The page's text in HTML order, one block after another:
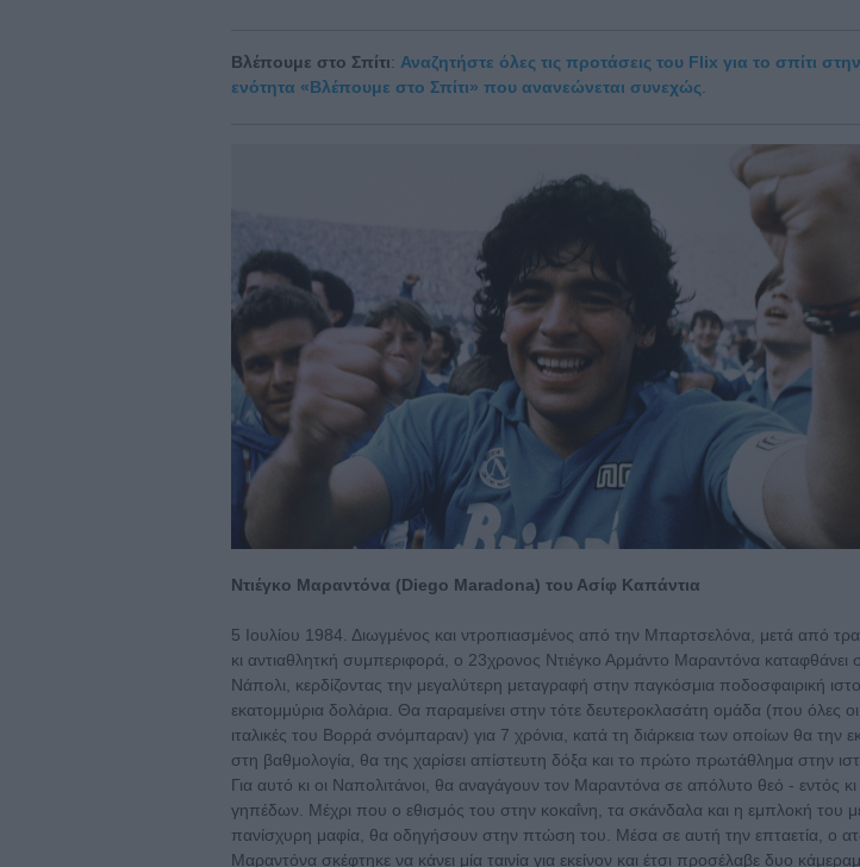
Βλέπουμε στο Σπίτι: Αναζητήστε όλες τις προτάσεις του Flix για το σπίτι στην
ενότητα «Βλέπουμε στο Σπίτι» που ανανεώνεται συνεχώς
Ντιέγκο Μαραντόνα (Diego Maradona) του Ασίφ Καπάντια
5 Ιουλίου 1984. Διωγμένος και ντροπιασμένος από την Μπαρτσελόνα, μετά από
κι αντιαθλητκή συμπεριφορά, ο 23χρονος Ντιέγκο Αρμάντο Μαραντόνα καταφθάνει
Νάπολι, κερδίζοντας την μεγαλύτερη μεταγραφή στην παγκόσμια ποδοσφαιρική
εκατομμύρια δολάρια. Θα παραμείνει στην τότε δευτεροκλασάτη ομάδα (που όλες
ιταλικές του Βορρά σνόμπαραν) για 7 χρόνια, κατά τη διάρκεια των οποίων θα την
στη βαθμολογία, θα της χαρίσει απίστευτη δόξα και το πρώτο πρωτάθλημα στην
Για αυτό κι οι Ναπολιτάνοι, θα αναγάγουν τον Μαραντόνα σε απόλυτο θεό - εντός κι
γηπέδων. Μέχρι που ο εθισμός του στην κοκαΐνη, τα σκάνδαλα και η εμπλοκή του
πανίσχυρη μαφία, θα οδηγήσουν στην πτώση του. Μέσα σε αυτή την επταετία, ο
Μαραντόνα σκέφτηκε να κάνει μία ταινία για εκείνον και έτσι προσέλαβε δυο